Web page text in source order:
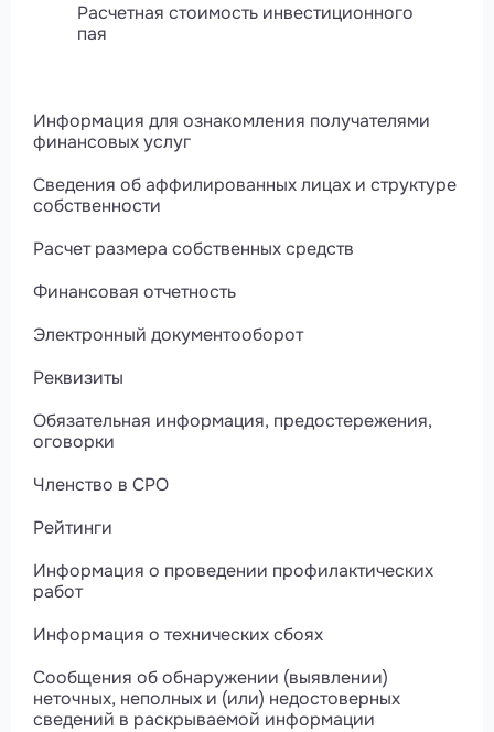
Расчетная стоимость инвестиционного
пая
Информация для ознакомления получателями
финансовых услуг
Сведения об аффилированных лицах и структуре
собственности
Расчет размера собственных средств
Финансовая отчетность
Электронный документооборот
Реквизиты
Обязательная информация, предостережения,
оговорки
Членство в СРО
Рейтинги
Информация о проведении профилактических
работ
Информация о технических сбоях
Сообщения об обнаружении (выявлении)
неточных, неполных и (или) недостоверных
сведений в раскрываемой информации